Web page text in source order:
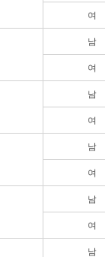
여
남
여
남
여
남
여
남
여
남